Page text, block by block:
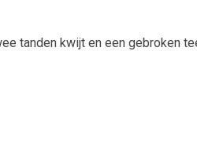
tanden kwijt en een gebroken